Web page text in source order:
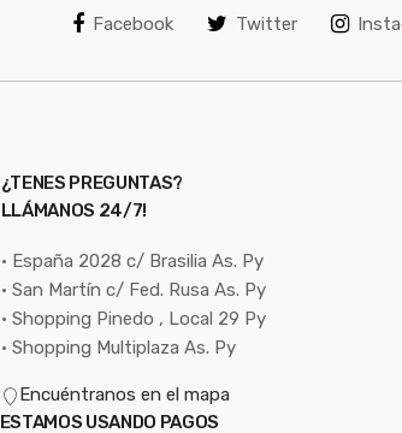
Facebook Twitter
¿TENES PREGUNTAS?
LLÁMANOS 24/7!
• España 2028 c/ Brasilia As. Py
• San Martín c/ Fed. Rusa As. Py
• Shopping Pinedo , Local 29 Py
• Shopping Multiplaza As. Py
Encuéntranos en el mapa
ESTAMOS USANDO PAGOS